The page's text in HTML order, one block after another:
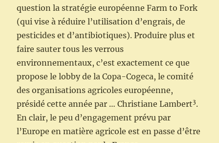
question la stratégie européenne Farm to Fork
(qui vise à réduire l’utilisation d’engrais, de
pesticides et d’antibiotiques). Produire plus et
faire sauter tous les verrous
environnementaux, c’est exactement ce que
propose le lobby de la Copa-Cogeca, le comité
des organisations agricoles européenne,
présidé cette année par … Christiane Lambert3.
En clair, le peu d’engagement prévu par
l’Europe en matière agricole est en passe d’être